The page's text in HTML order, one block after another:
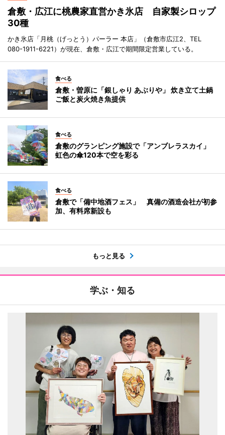
倉敷・広江に桃農家直営かき氷店 自家製シロップ
30種
かき氷店「月桃（げっとう）パーラー 本店」（倉敷市広江2、TEL
080-1911-6221）が現在、倉敷・広江で期間限定営業している。
食べる
倉敷・曽原に「銀しゃり あぶりや」 炊き立て土鍋
ご飯と炭火焼き魚提供
食べる
倉敷のグランピング施設で「アンブレラスカイ」
虹色の傘120本で空を彩る
食べる
倉敷で「備中地酒フェス」 真備の酒造会社が初参
加、有料席新設も
もっと見る
学ぶ・知る